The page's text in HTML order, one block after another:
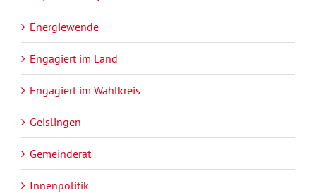
Energiewende
Engagiert im Land
Engagiert im Wahlkreis
Geislingen
Gemeinderat
Innenpolitik